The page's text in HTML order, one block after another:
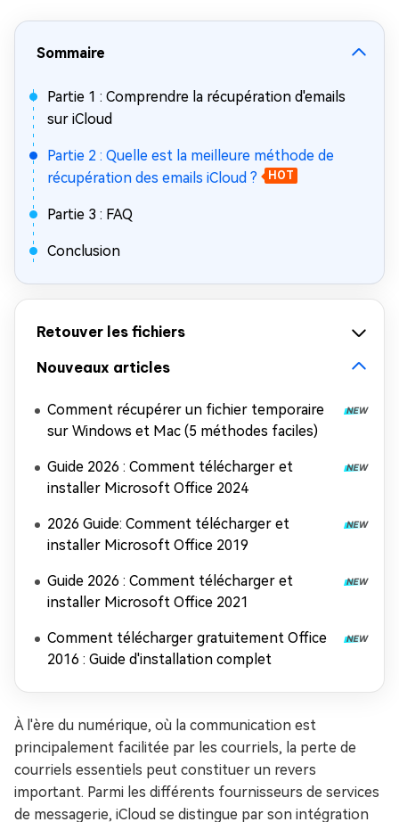
Sommaire
Partie 1 : Comprendre la récupération d'emails
sur iCloud
Partie 2 : Quelle est la meilleure méthode de
récupération des emails iCloud ?
HOT
Partie 3 : FAQ
Conclusion
Retouver les fichiers
Nouveaux articles
Comment récupérer un fichier temporaire
sur Windows et Mac (5 méthodes faciles)
Guide 2026 : Comment télécharger et
installer Microsoft Office 2024
2026 Guide: Comment télécharger et
installer Microsoft Office 2019
Guide 2026 : Comment télécharger et
installer Microsoft Office 2021
Comment télécharger gratuitement Office
2016 : Guide d'installation complet
À l'ère du numérique, où la communication est
principalement facilitée par les courriels, la perte de
courriels essentiels peut constituer un revers
important. Parmi les différents fournisseurs de services
de messagerie, iCloud se distingue par son intégration